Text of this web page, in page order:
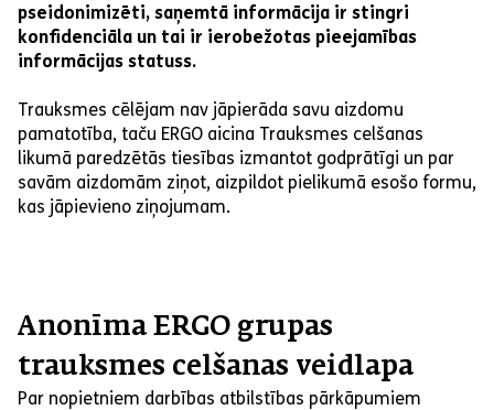
pseidonimizēti, saņemtā informācija ir stingri
konfidenciāla un tai ir ierobežotas pieejamības
informācijas statuss.
Trauksmes cēlējam nav jāpierāda savu aizdomu
pamatotība, taču ERGO aicina Trauksmes celšanas
likumā paredzētās tiesības izmantot godprātīgi un par
savām aizdomām ziņot, aizpildot pielikumā esošo formu,
kas jāpievieno ziņojumam.
Anonīma ERGO grupas
trauksmes celšanas veidlapa
Par nopietniem darbības atbilstības pārkāpumiem